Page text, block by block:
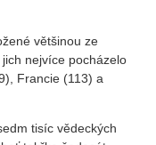
většinou ze
nejvíce pocházelo
Francie (113) a
tisíc vědeckých